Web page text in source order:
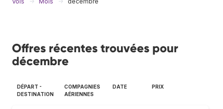
Offres récentes trouvées pour
décembre
DÉPART -
DESTINATION
COMPAGNIES
AÉRIENNES
DATE PRIX